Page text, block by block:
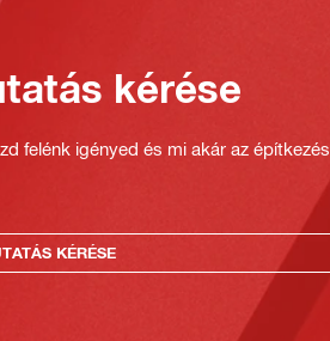
kérése
felénk igényed és mi akár az építkezés
KÉRÉSE